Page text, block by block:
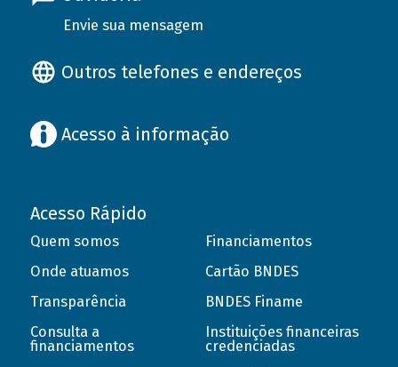
Envie sua mensagem
Outros telefones e endereços
Acesso à informação
Acesso Rápido
Quem somos
Onde atuamos
Transparência
Consulta a
financiamentos
Financiamentos
Cartão BNDES
BNDES Finame
Instituições financeiras
credenciadas